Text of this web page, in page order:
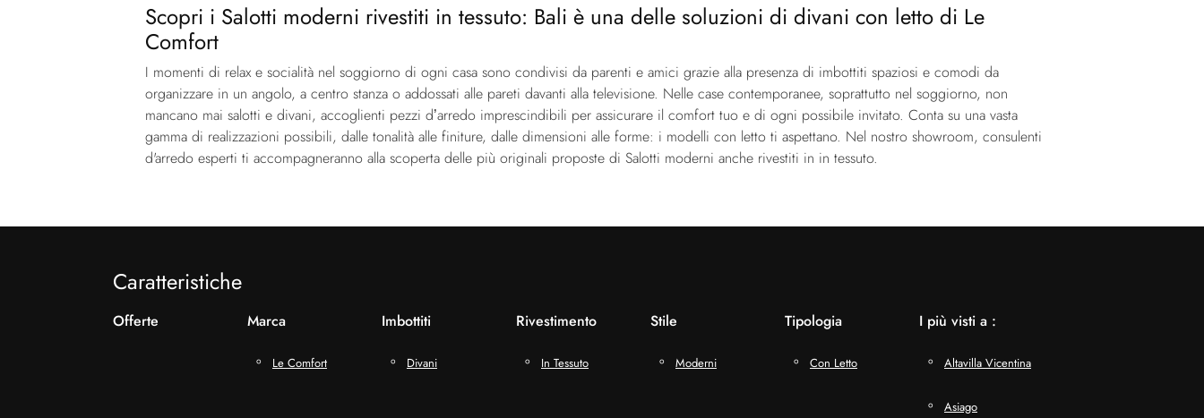
Scopri i Salotti moderni rivestiti in tessuto: Bali è una delle soluzioni di divani con letto di Le
Comfort
I momenti di relax e socialità nel soggiorno di ogni casa sono condivisi da parenti e amici grazie alla presenza di imbottiti spaziosi e comodi da
organizzare in un angolo, a centro stanza o addossati alle pareti davanti alla televisione. Nelle case contemporanee, soprattutto nel soggiorno, non
mancano mai salotti e divani, accoglienti pezzi d’arredo imprescindibili per assicurare il comfort tuo e di ogni possibile invitato. Conta su una vasta
gamma di realizzazioni possibili, dalle tonalità alle finiture, dalle dimensioni alle forme: i modelli con letto ti aspettano. Nel nostro showroom, consulenti
d'arredo esperti ti accompagneranno alla scoperta delle più originali proposte di Salotti moderni anche rivestiti in in tessuto.
Caratteristiche
Offerte Marca
Le Comfort
Imbottiti
Divani
Rivestimento
In Tessuto
Stile
Moderni
Tipologia
Con Letto
I più visti a :
Altavilla Vicentina
Asiago